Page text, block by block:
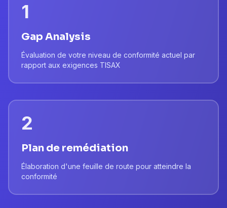
1
Gap Analysis
Évaluation de votre niveau de conformité actuel par
rapport aux exigences TISAX
2
Plan de remédiation
Élaboration d'une feuille de route pour atteindre la
conformité